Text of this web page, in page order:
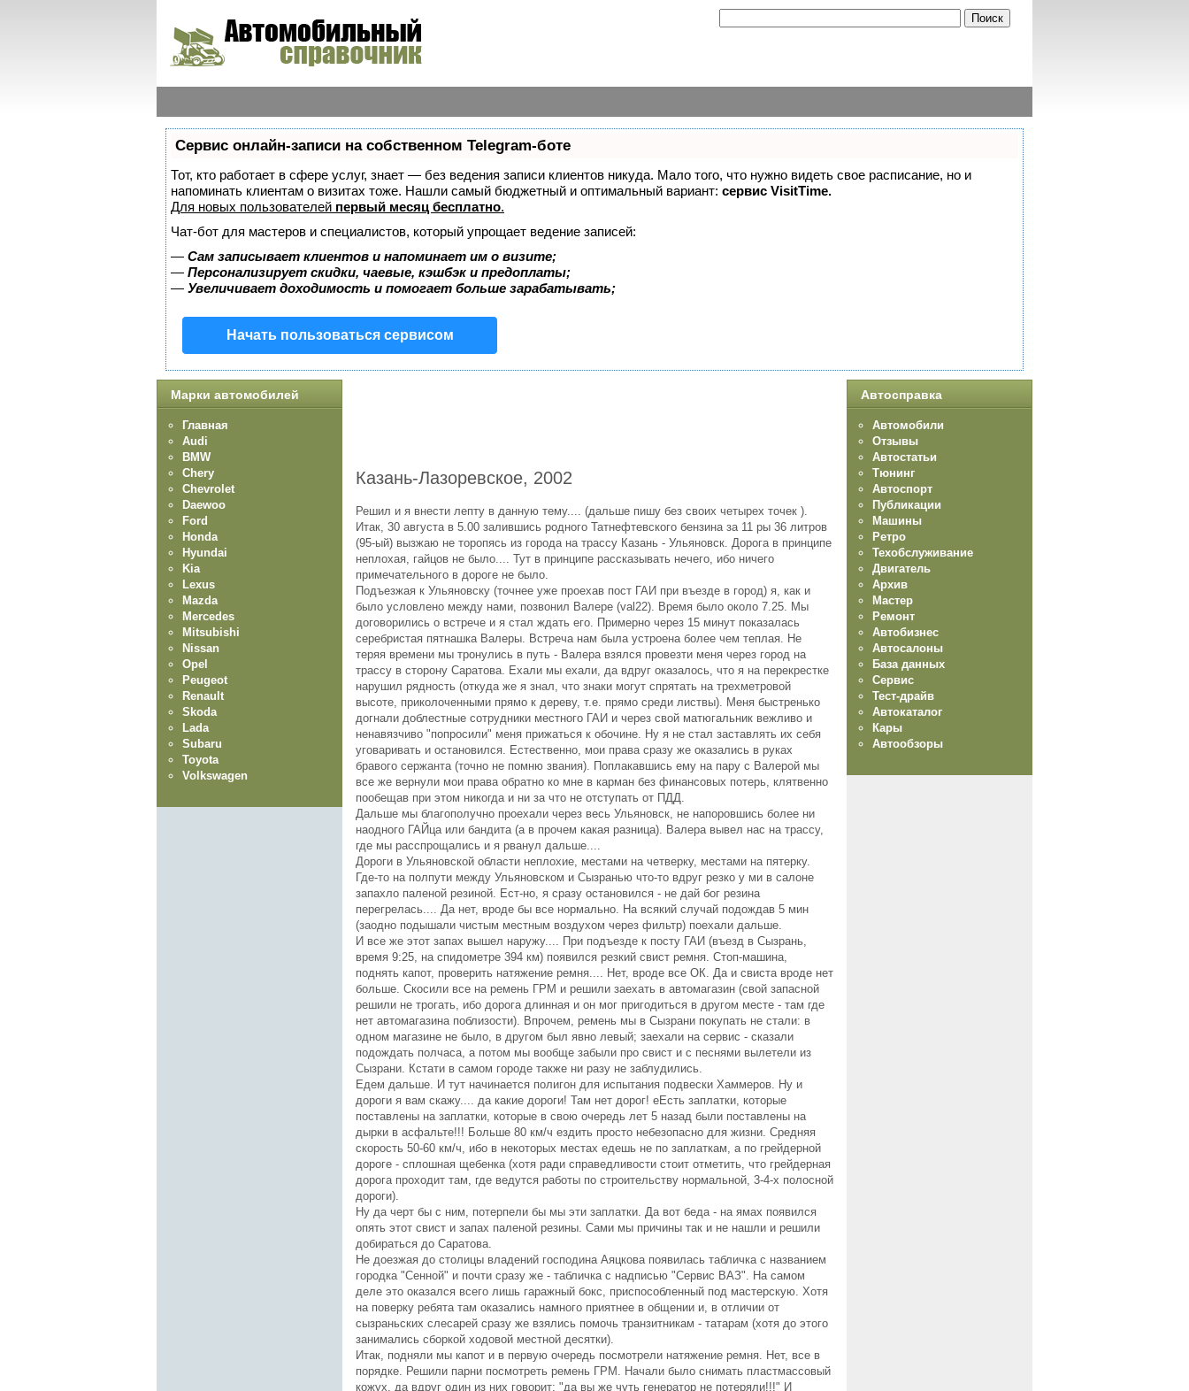
Сервис онлайн-записи на собственном Telegram-боте
Тот, кто работает в сфере услуг, знает — без ведения записи клиентов никуда. Мало того, что нужно видеть свое расписание, но и
напоминать клиентам о визитах тоже. Нашли самый бюджетный и оптимальный вариант: сервис VisitTime.
Для новых пользователей первый месяц бесплатно.
Чат-бот для мастеров и специалистов, который упрощает ведение записей:
— Сам записывает клиентов и напоминает им о визите;
— Персонализирует скидки, чаевые, кэшбэк и предоплаты;
— Увеличивает доходимость и помогает больше зарабатывать;
Начать пользоваться сервисом
Казань-Лазоревское, 2002
Решил и я внести лепту в данную тему.... (дальше пишу без своих четырех точек ).
Итак, 30 августа в 5.00 залившись родного Татнефтевского бензина за 11 ры 36 литров
(95-ый) вызжаю не торопясь из города на трассу Казань - Ульяновск. Дорога в принципе
неплохая, гайцов не было.... Тут в принципе рассказывать нечего, ибо ничего
примечательного в дороге не было.
Подъезжая к Ульяновску (точнее уже проехав пост ГАИ при въезде в город) я, как и
было условлено между нами, позвонил Валере (val22). Время было около 7.25. Мы
договорились о встрече и я стал ждать его. Примерно через 15 минут показалась
серебристая пятнашка Валеры. Встреча нам была устроена более чем теплая. Не
теряя времени мы тронулись в путь - Валера взялся провезти меня через город на
трассу в сторону Саратова. Ехали мы ехали, да вдруг оказалось, что я на перекрестке
нарушил рядность (откуда же я знал, что знаки могут спрятать на трехметровой
высоте, приколоченными прямо к дереву, т.е. прямо среди листвы). Меня быстренько
догнали доблестные сотрудники местного ГАИ и через свой матюгальник вежливо и
ненавязчиво "попросили" меня прижаться к обочине. Ну я не стал заставлять их себя
уговаривать и остановился. Естественно, мои права сразу же оказались в руках
бравого сержанта (точно не помню звания). Поплакавшись ему на пару с Валерой мы
все же вернули мои права обратно ко мне в карман без финансовых потерь, клятвенно
пообещав при этом никогда и ни за что не отступать от ПДД.
Дальше мы благополучно проехали через весь Ульяновск, не напоровшись более ни
наодного ГАЙца или бандита (а в прочем какая разница). Валера вывел нас на трассу,
где мы расспрощались и я рванул дальше....
Дороги в Ульяновской области неплохие, местами на четверку, местами на пятерку.
Где-то на полпути между Ульяновском и Сызранью что-то вдруг резко у ми в салоне
запахло паленой резиной. Ест-но, я сразу остановился - не дай бог резина
перегрелась.... Да нет, вроде бы все нормально. На всякий случай подождав 5 мин
(заодно подышали чистым местным воздухом через фильтр) поехали дальше.
И все же этот запах вышел наружу.... При подъезде к посту ГАИ (въезд в Сызрань,
время 9:25, на спидометре 394 км) появился резкий свист ремня. Стоп-машина,
поднять капот, проверить натяжение ремня.... Нет, вроде все ОК. Да и свиста вроде нет
больше. Скосили все на ремень ГРМ и решили заехать в автомагазин (свой запасной
решили не трогать, ибо дорога длинная и он мог пригодиться в другом месте - там где
нет автомагазина поблизости). Впрочем, ремень мы в Сызрани покупать не стали: в
одном магазине не было, в другом был явно левый; заехали на сервис - сказали
подождать полчаса, а потом мы вообще забыли про свист и с песнями вылетели из
Сызрани. Кстати в самом городе также ни разу не заблудились.
Едем дальше. И тут начинается полигон для испытания подвески Хаммеров. Ну и
дороги я вам скажу.... да какие дороги! Там нет дорог! еЕсть заплатки, которые
поставлены на заплатки, которые в свою очередь лет 5 назад были поставлены на
дырки в асфальте!!! Больше 80 км/ч ездить просто небезопасно для жизни. Средняя
скорость 50-60 км/ч, ибо в некоторых местах едешь не по заплаткам, а по грейдерной
дороге - сплошная щебенка (хотя ради справедливости стоит отметить, что грейдерная
дорога проходит там, где ведутся работы по строительству нормальной, 3-4-х полосной
дороги).
Ну да черт бы с ним, потерпели бы мы эти заплатки. Да вот беда - на ямах появился
опять этот свист и запах паленой резины. Сами мы причины так и не нашли и решили
добираться до Саратова.
Не доезжая до столицы владений господина Аяцкова появилась табличка с названием
городка "Сенной" и почти сразу же - табличка с надписью "Сервис ВАЗ". На самом
деле это оказался всего лишь гаражный бокс, приспособленный под мастерскую. Хотя
на поверку ребята там оказались намного приятнее в общении и, в отличии от
сызраньских слесарей сразу же взялись помочь транзитникам - татарам (хотя до этого
занимались сборкой ходовой местной десятки).
Итак, подняли мы капот и в первую очередь посмотрели натяжение ремня. Нет, все в
порядке. Решили парни посмотреть ремень ГРМ. Начали было снимать пластмассовый
кожух, да вдруг один из них говорит: "да вы же чуть генератор не потеряли!!!" И
Марки автомобилей
Главная
Audi
BMW
Chery
Chevrolet
Daewoo
Ford
Honda
Hyundai
Kia
Lexus
Mazda
Mercedes
Mitsubishi
Nissan
Opel
Peugeot
Renault
Skoda
Lada
Subaru
Toyota
Volkswagen
Автосправка
Автомобили
Отзывы
Автостатьи
Тюнинг
Автоспорт
Публикации
Машины
Ретро
Техобслуживание
Двигатель
Архив
Мастер
Ремонт
Автобизнес
Автосалоны
База данных
Сервис
Тест-драйв
Автокаталог
Кары
Автообзоры